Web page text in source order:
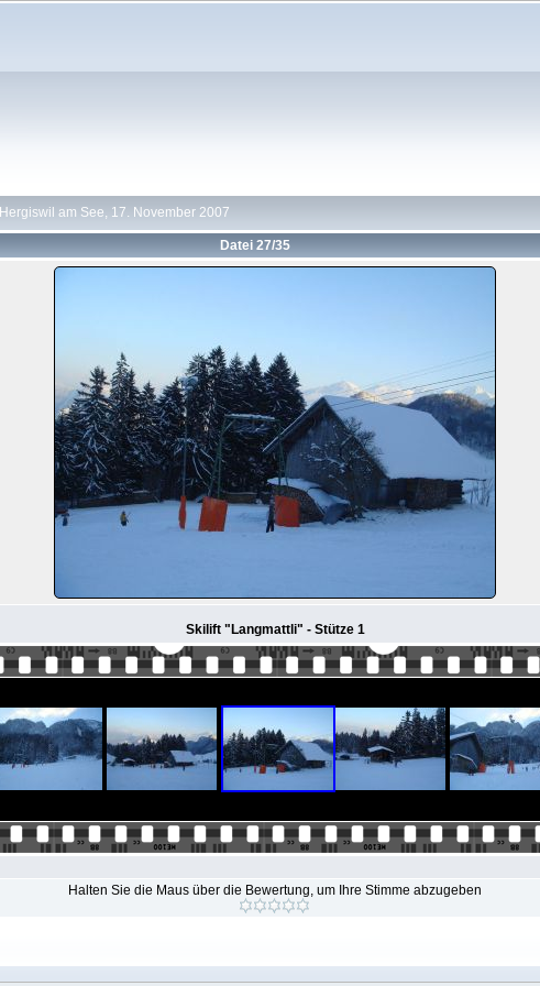
Hergiswil am See, 17. November 2007
Datei 27/35
Skilift "Langmattli" - Stütze 1
Halten Sie die Maus über die Bewertung, um Ihre Stimme abzugeben